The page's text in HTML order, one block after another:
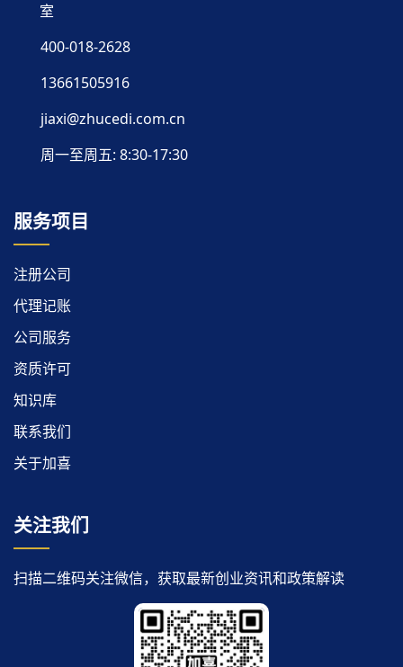
室
400-018-2628
13661505916
jiaxi@zhucedi.com.cn
周一至周五: 8:30-17:30
服务项目
注册公司
代理记账
公司服务
资质许可
知识库
联系我们
关于加喜
关注我们
扫描二维码关注微信，获取最新创业资讯和政策解读